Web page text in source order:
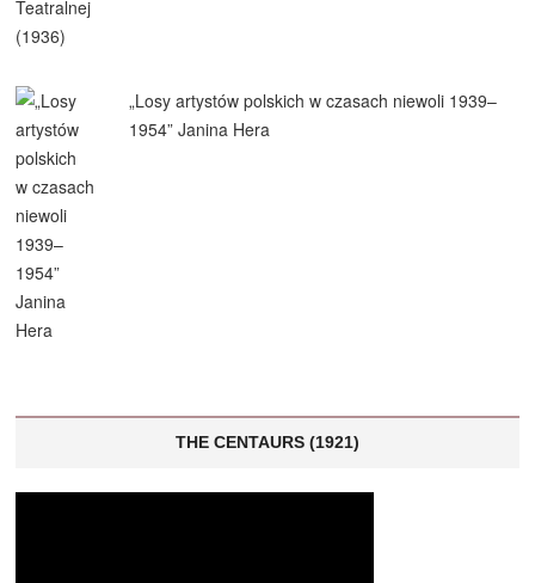
„Losy artystów polskich w czasach niewoli 1939–
1954” Janina Hera
THE CENTAURS (1921)